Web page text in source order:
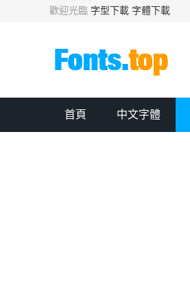
歡迎光臨 字型下載 字體下載
首頁 中文字體